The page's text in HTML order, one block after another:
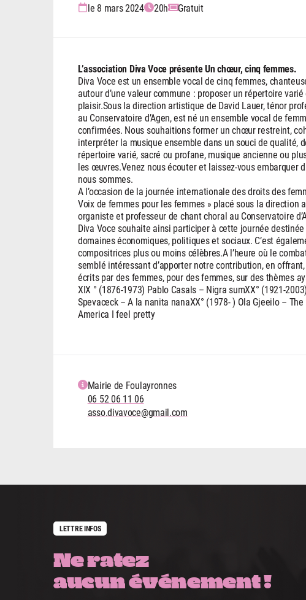
le 8 mars 2024
20h Gratuit
L’association Diva Voce présente Un chœur, cinq femmes.
Diva Voce est un ensemble vocal de cinq femmes,
autour d’une valeur commune : proposer un répertoire
plaisir.Sous la direction artistique de David Lauer, ténor
au Conservatoire d’Agen, est né un ensemble vocal de
confirmées. Nous souhaitions former un chœur restreint,
interpréter la musique ensemble dans un souci de qualité,
répertoire varié, sacré ou profane, musique ancienne ou
les œuvres.Venez nous écouter et laissez-vous embarquer
nous sommes.
A l’occasion de la journée internationale des droits des
Voix de femmes pour les femmes » placé sous la direction
organiste et professeur de chant choral au Conservatoire
Diva Voce souhaite ainsi participer à cette journée
domaines économiques, politiques et sociaux. C’est
compositrices plus ou moins célèbres.A l’heure où le
semblé intéressant d’apporter notre contribution, en
écrits par des femmes, pour des femmes, sur des thèmes
XIX ° (1876-1973) Pablo Casals – Nigra sumXX° (1921-
Spevaceck – A la nanita nanaXX° (1978- ) Ola Gjeeilo –
America I feel pretty
Mairie de Foulayronnes
06 52 06 11 06
asso.divavoce@gmail.com
LETTRE INFOS
Ne ratez
aucun événement !